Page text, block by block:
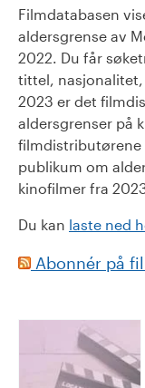
Filmdatabasen
aldersgrense av
2022. Du får
tittel, nasjonalitet,
2023 er det
aldersgrenser på
filmdistributørene
publikum om
kinofilmer fra
Du kan laste ned
Abonnér på